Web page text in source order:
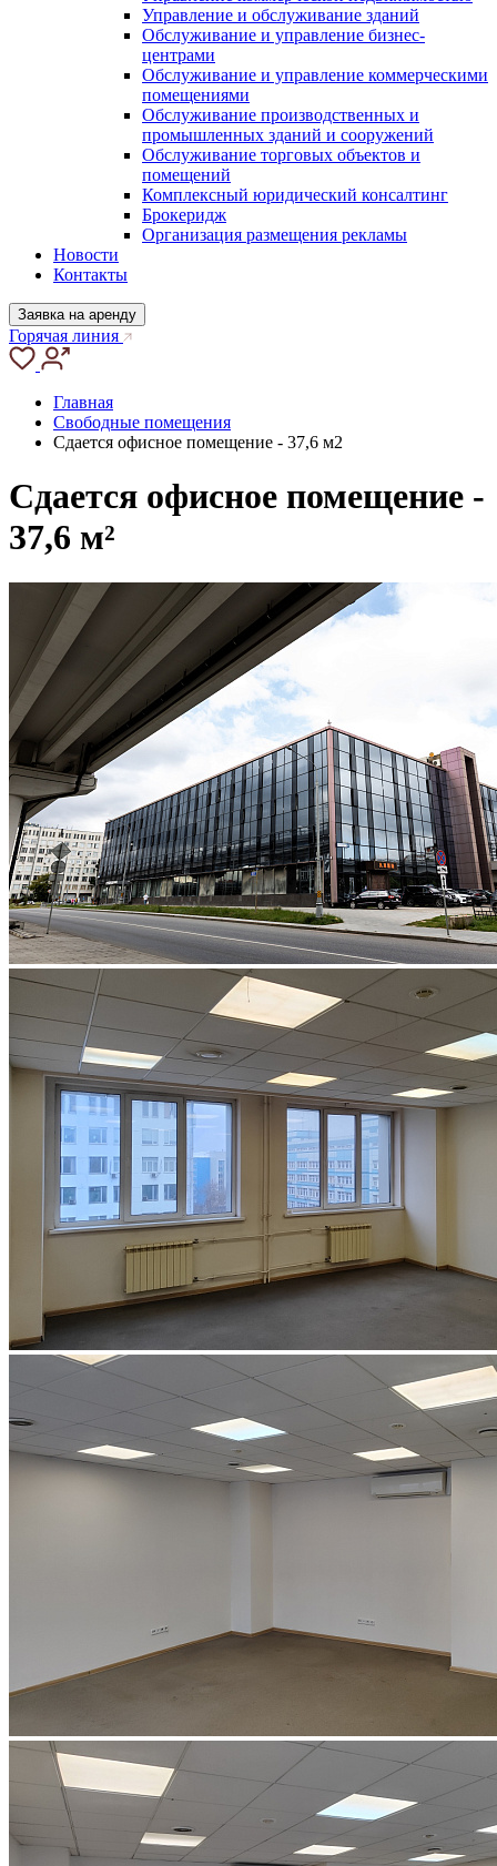
Управление и обслуживание зданий
Обслуживание и управление бизнес-
центрами
Обслуживание и управление коммерческими
помещениями
Обслуживание производственных и
промышленных зданий и сооружений
Обслуживание торговых объектов и
помещений
Комплексный юридический консалтинг
Брокеридж
Организация размещения рекламы
Новости
Контакты
Заявка на аренду
Горячая линия
Главная
Свободные помещения
Сдается офисное помещение - 37,6 м2
Сдается офисное помещение -
37,6 м²